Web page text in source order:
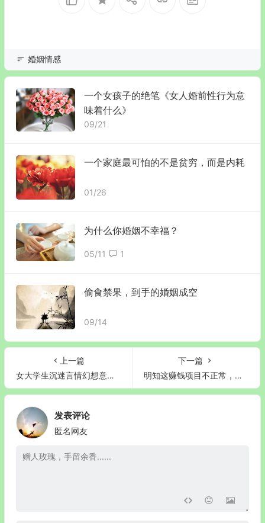
婚姻情感
一个女孩子的绝笔《女人婚前性行为意
味着什么》
09/21
一个家庭最可怕的不是贫穷，而是内耗
01/26
为什么你婚姻不幸福？
05/11 1
偷食禁果，到手的婚姻成空
09/14
上一篇
女大学生沉迷言情幻想意婬不断，得了精神分裂症
下一篇
明知这赚钱项目不正常，利欲熏心的他却心存侥幸，恶果猝不及防
发表评论
匿名网友